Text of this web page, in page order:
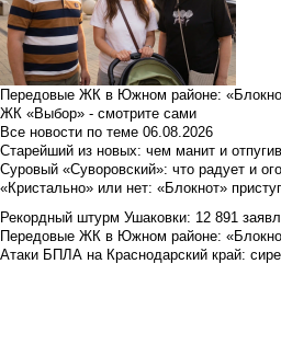
Передовые ЖК в Южном районе:
ЖК «Выбор» - смотрите сами
Все новости по теме 06.08.2026
Старейший из новых: чем манит и
Суровый «Суворовский»: что радует и
«Кристально» или нет: «Блокнот»
Рекордный штурм Ушаковки: 12 891
Передовые ЖК в Южном районе:
Атаки БПЛА на Краснодарский край: